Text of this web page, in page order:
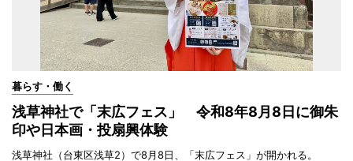
暮らす・働く
浅草神社で「末広フェス」 令和8年8月8日に御朱
印や日本画・投扇興体験
浅草神社（台東区浅草2）で8月8日、「末広フェス」が開かれる。